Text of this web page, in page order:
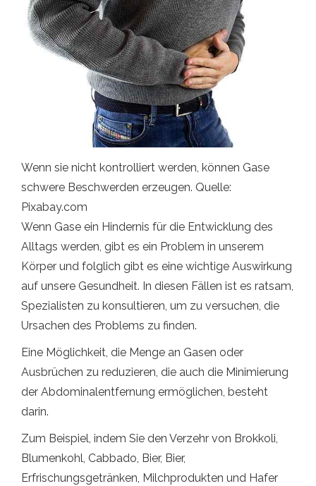
Wenn sie nicht kontrolliert werden, können Gase
schwere Beschwerden erzeugen. Quelle:
Pixabay.com
Wenn Gase ein Hindernis für die Entwicklung des
Alltags werden, gibt es ein Problem in unserem
Körper und folglich gibt es eine wichtige Auswirkung
auf unsere Gesundheit. In diesen Fällen ist es ratsam,
Spezialisten zu konsultieren, um zu versuchen, die
Ursachen des Problems zu finden.
Eine Möglichkeit, die Menge an Gasen oder
Ausbrüchen zu reduzieren, die auch die Minimierung
der Abdominalentfernung ermöglichen, besteht
darin.
Zum Beispiel, indem Sie den Verzehr von Brokkoli,
Blumenkohl, Cabbado, Bier, Bier,
Erfrischungsgetränken, Milchprodukten und Hafer